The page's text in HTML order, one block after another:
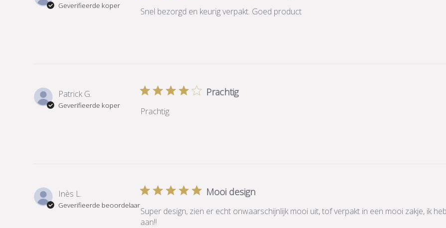
Geverifieerde koper
Snel bezorgd en keurig verpakt. Goed product
Patrick G.
Geverifieerde koper
Prachtig
Prachtig
Inès L.
Geverifieerde beoordelaar
Mooi design
Super design, zien er echt onwaarschijnlijk mooi uit, tof verpakt in een mooi zakje, ik
aan!!